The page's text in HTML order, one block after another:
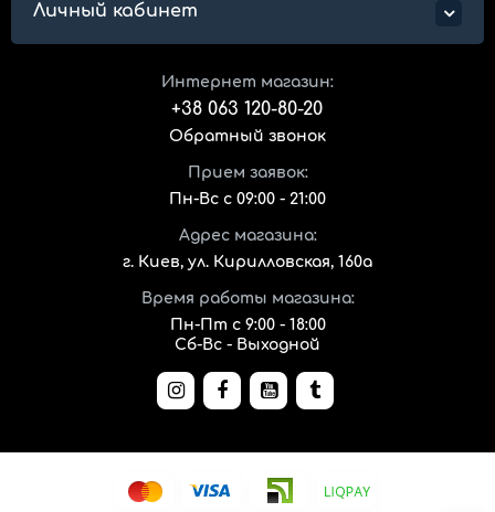
Личный кабинет
Интернет магазин:
+38 063 120-80-20
Обратный звонок
Прием заявок:
Пн-Вс с 09:00 - 21:00
Адрес магазина:
г. Киев, ул. Кирилловская, 160а
Время работы магазина:
Пн-Пт с 9:00 - 18:00
Сб-Вс - Выходной